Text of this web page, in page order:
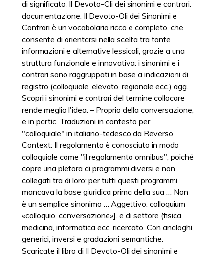
di significato. Il Devoto-Oli dei sinonimi e contrari.
documentazione. Il Devoto-Oli dei Sinonimi e
Contrari è un vocabolario ricco e completo, che
consente di orientarsi nella scelta tra tante
informazioni e alternative lessicali, grazie a una
struttura funzionale e innovativa: i sinonimi e i
contrari sono raggruppati in base a indicazioni di
registro (colloquiale, elevato, regionale ecc.) agg.
Scopri i sinonimi e contrari del termine collocare
rende meglio l'idea. – Proprio della conversazione,
e in partic. Traduzioni in contesto per
"colloquiale" in italiano-tedesco da Reverso
Context: Il regolamento è conosciuto in modo
colloquiale come "il regolamento omnibus", poiché
copre una pletora di programmi diversi e non
collegati tra di loro; per tutti questi programmi
mancava la base giuridica prima della sua … Non
è un semplice sinonimo … Aggettivo. colloquium
«colloquio, conversazione»]. e di settore (fisica,
medicina, informatica ecc. ricercato. Con analoghi,
generici, inversi e gradazioni semantiche.
Scaricate il libro di Il Devoto-Oli dei sinonimi e